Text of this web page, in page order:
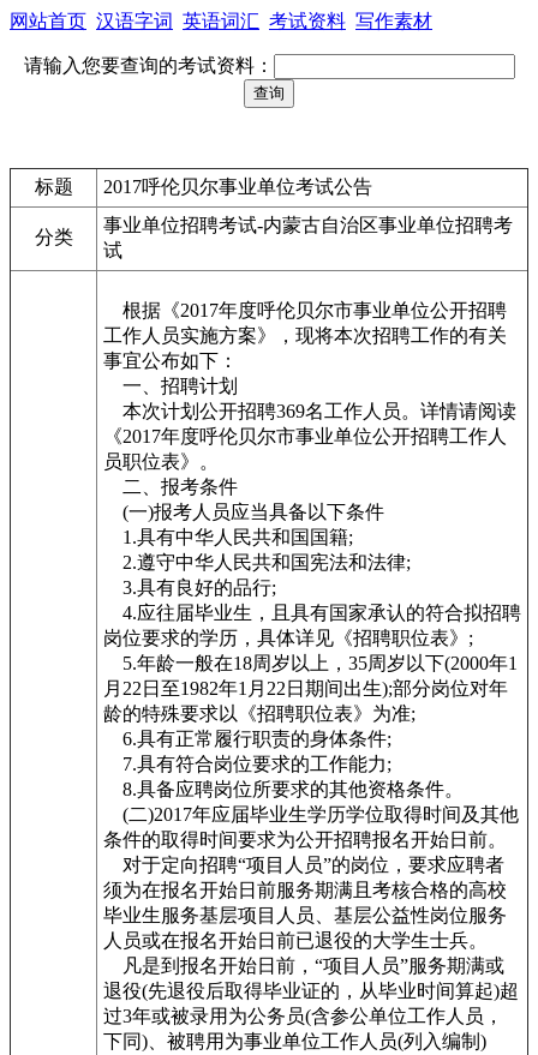
网站首页 汉语字词 英语词汇 考试资料 写作素材
请输入您要查询的考试资料：
标题 2017呼伦贝尔事业单位考试公告
分类
事业单位招聘考试-内蒙古自治区事业单位招聘考
试
根据《2017年度呼伦贝尔市事业单位公开招聘
工作人员实施方案》，现将本次招聘工作的有关
事宜公布如下：
一、招聘计划
本次计划公开招聘369名工作人员。详情请阅读
《2017年度呼伦贝尔市事业单位公开招聘工作人
员职位表》。
二、报考条件
(一)报考人员应当具备以下条件
1.具有中华人民共和国国籍;
2.遵守中华人民共和国宪法和法律;
3.具有良好的品行;
4.应往届毕业生，且具有国家承认的符合拟招聘
岗位要求的学历，具体详见《招聘职位表》;
5.年龄一般在18周岁以上，35周岁以下(2000年1
月22日至1982年1月22日期间出生);部分岗位对年
龄的特殊要求以《招聘职位表》为准;
6.具有正常履行职责的身体条件;
7.具有符合岗位要求的工作能力;
8.具备应聘岗位所要求的其他资格条件。
(二)2017年应届毕业生学历学位取得时间及其他
条件的取得时间要求为公开招聘报名开始日前。
对于定向招聘“项目人员”的岗位，要求应聘者
须为在报名开始日前服务期满且考核合格的高校
毕业生服务基层项目人员、基层公益性岗位服务
人员或在报名开始日前已退役的大学生士兵。
凡是到报名开始日前，“项目人员”服务期满或
退役(先退役后取得毕业证的，从毕业时间算起)超
过3年或被录用为公务员(含参公单位工作人员，
下同)、被聘用为事业单位工作人员(列入编制)